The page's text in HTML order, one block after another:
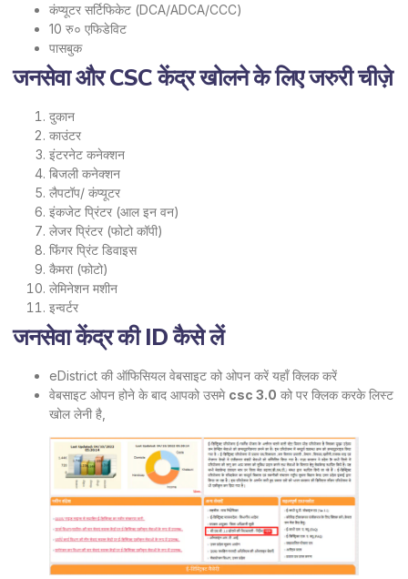
कंप्यूटर सर्टिफिकेट (DCA/ADCA/CCC)
10 रु० एफिडेविट
पासबुक
जनसेवा और CSC केंद्र खोलने के लिए जरुरी चीज़े
दुकान
काउंटर
इंटरनेट कनेक्शन
बिजली कनेक्शन
लैपटॉप/ कंप्यूटर
इंकजेट प्रिंटर (आल इन वन)
लेजर प्रिंटर (फोटो कॉपी)
फिंगर प्रिंट डिवाइस
कैमरा (फोटो)
लेमिनेशन मशीन
इन्वर्टर
जनसेवा केंद्र की ID कैसे लें
eDistrict की ऑफिसियल वेबसाइट को ओपन करें यहाँ क्लिक करें
वेबसाइट ओपन होने के बाद आपको उसमे csc 3.0 को पर क्लिक करके लिस्ट
खोल लेनी है,